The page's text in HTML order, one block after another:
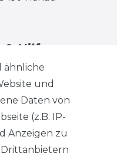
ähnliche
und
Daten von
(z.B. IP-
Anzeigen zu
Drittanbietern
Hilfe